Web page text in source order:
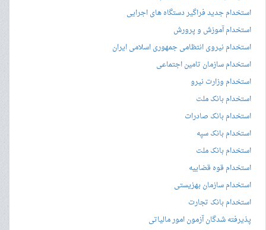
استخدام جدید فراگیر دستگاه های اجرایی
استخدام آموزش و پرورش
استخدام نیروی انتظامی جمهوری اسلامی ایران
استخدام سازمان تامین اجتماعی
استخدام وزارت نیرو
استخدام بانک ملت
استخدام بانک صادرات
استخدام بانک سپه
استخدام بانک ملت
استخدام قوه قضاییه
استخدام سازمان بهزیستی
استخدام بانک تجارت
پذیرفته شدگان آزمون امور مالیاتی